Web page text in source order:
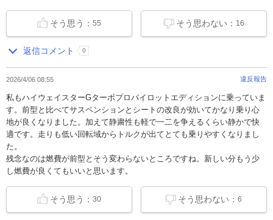
そう思わない： 16
そう思う：55
返信コメント 0
2026/4/06 08:55 違反報告
私もハイウェイスターGターボプロパイロットエディションに乗っていま
す。前型と比べてサスペンションとシートの改良が効いてかなり乗り心
地が良くなりました。加えて静粛性も軽で一二を争えるくらい静かで快
適です。走りも低い回転域からトルクが出てとても乗りやすくなりまし
た。
残念なのは燃費が前型とそう変わらないところですね。新しい分もう少
し燃費が良くてもいいと思います。
そう思わない：6
そう思う：30